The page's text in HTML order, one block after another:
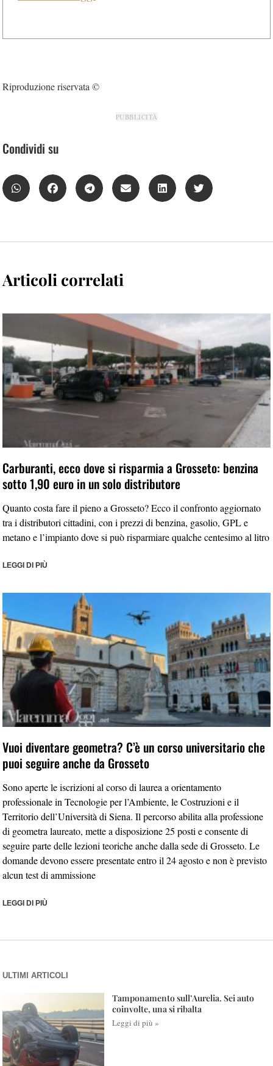
Riproduzione riservata ©
PUBBLICITÀ
Condividi su
Articoli correlati
Carburanti, ecco dove si risparmia a Grosseto: benzina
sotto 1,90 euro in un solo distributore
Quanto costa fare il pieno a Grosseto? Ecco il confronto aggiornato
tra i distributori cittadini, con i prezzi di benzina, gasolio, GPL e
metano e l’impianto dove si può risparmiare qualche centesimo al litro
LEGGI DI PIÙ
Vuoi diventare geometra? C’è un corso universitario che
puoi seguire anche da Grosseto
Sono aperte le iscrizioni al corso di laurea a orientamento
professionale in Tecnologie per l’Ambiente, le Costruzioni e il
Territorio dell’Università di Siena. Il percorso abilita alla professione
di geometra laureato, mette a disposizione 25 posti e consente di
seguire parte delle lezioni teoriche anche dalla sede di Grosseto. Le
domande devono essere presentate entro il 24 agosto e non è previsto
alcun test di ammissione
LEGGI DI PIÙ
ULTIMI ARTICOLI
Tamponamento sull’Aurelia. Sei auto
coinvolte, una si ribalta
Leggi di più »